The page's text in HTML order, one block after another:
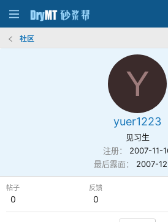
社区
Y
yuer1223
见习生
注册
2007-11-
最后露面
2007-
帖子
0
反馈
0